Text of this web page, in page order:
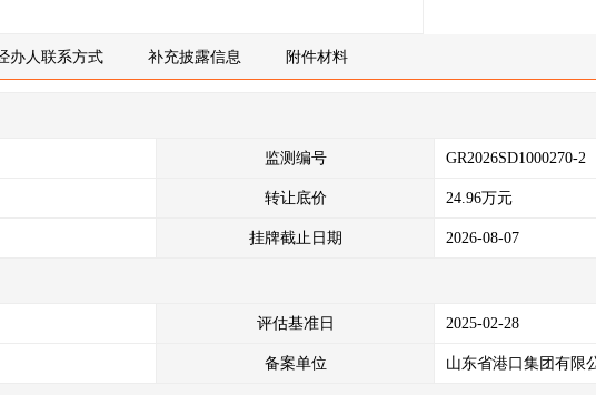
办人联系方式 补充披露信息 附件材料
监测编号 GR2026SD1000270-2
转让底价 24.96万元
挂牌截止日期 2026-08-07
评估基准日 2025-02-28
备案单位 山东省港口集团有限